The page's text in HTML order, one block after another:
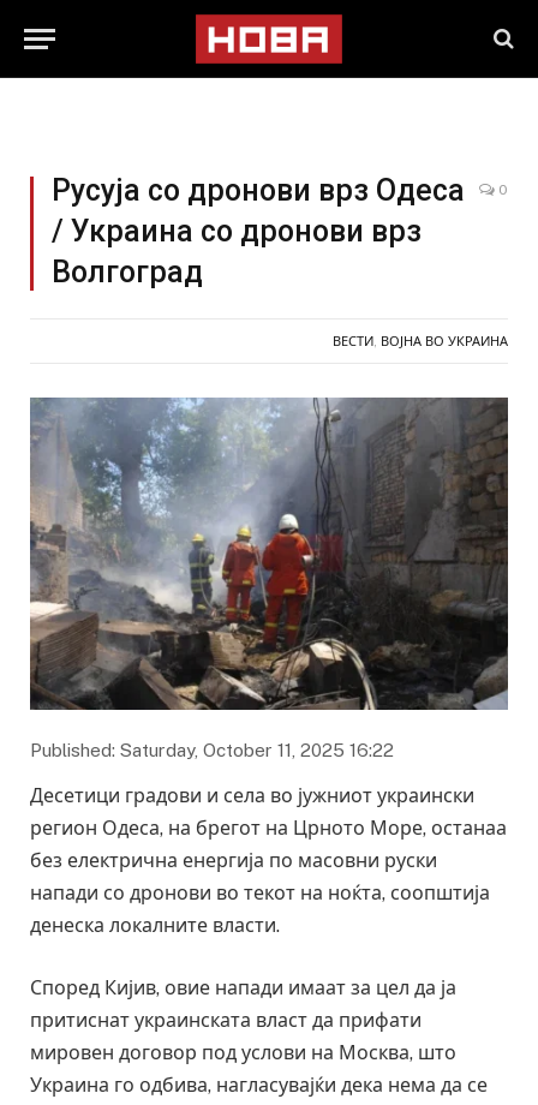
Русуја со дронови врз Одеса
/ Украина со дронови врз
Волгоград
0
ВЕСТИ ВОЈНА ВО УКРАИНА
Published: Saturday, October 11, 2025 16:22
Десетици градови и села во јужниот украински
регион Одеса, на брегот на Црното Море, останаа
без електрична енергија по масовни руски
напади со дронови во текот на ноќта, соопштија
денеска локалните власти.
Според Кијив, овие напади имаат за цел да ја
притиснат украинската власт да прифати
мировен договор под услови на Москва, што
Украина го одбива, нагласувајќи дека нема да се